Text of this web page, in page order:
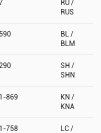
RU /
RUS
BL /
BLM
SH /
SHN
869
KN /
KNA
758
LC /